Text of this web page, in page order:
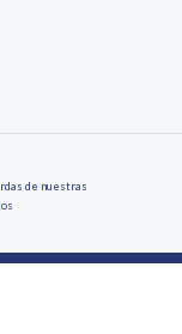
de nuestras